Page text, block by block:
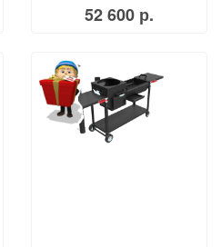
решеткой из нерж. стали
52 600 р.